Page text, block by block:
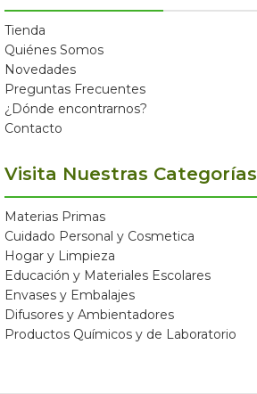
Tienda
Quiénes Somos
Novedades
Preguntas Frecuentes
¿Dónde encontrarnos?
Contacto
Visita Nuestras Categorías
Materias Primas
Cuidado Personal y Cosmetica
Hogar y Limpieza
Educación y Materiales Escolares
Envases y Embalajes
Difusores y Ambientadores
Productos Químicos y de Laboratorio